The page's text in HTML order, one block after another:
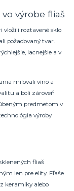
výrobe fliaš
vložili roztavené sklo
požadovaný tvar.
lacnejšie a v
milovali víno a
a boli zároveň
predmetom v
výroby
fliaš
len pre elity. Fľaše
keramiky alebo